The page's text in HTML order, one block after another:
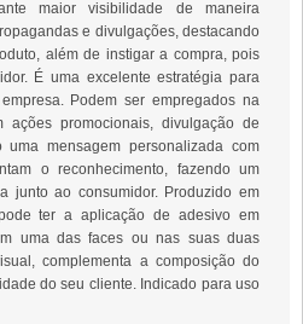
maior visibilidade de maneira
e divulgações, destacando
além de instigar a compra, pois
É uma excelente estratégia para
Podem ser empregados na
ações promocionais, divulgação de
mensagem personalizada com
o reconhecimento, fazendo um
junto ao consumidor. Produzido em
ter a aplicação de adesivo em
uma das faces ou nas suas duas
complementa a composição do
do seu cliente. Indicado para uso